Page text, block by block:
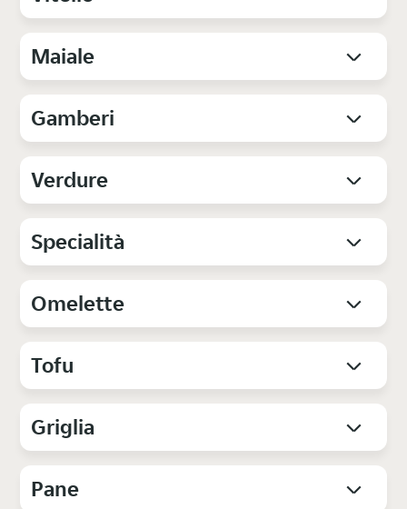
Maiale
Gamberi
Verdure
Specialità
Omelette
Tofu
Griglia
Pane